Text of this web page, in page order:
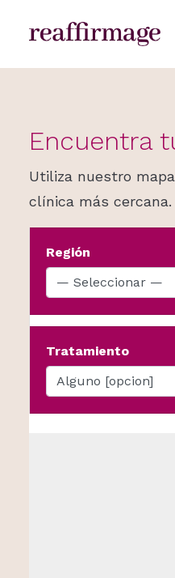
Encuentra
Utiliza nuestro
clínica más cercana.
Región
Tratamiento